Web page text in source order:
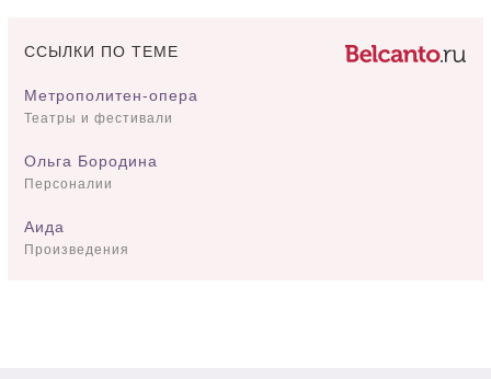
ССЫЛКИ ПО ТЕМЕ
Метрополитен-опера
Театры и фестивали
Ольга Бородина
Персоналии
Аида
Произведения